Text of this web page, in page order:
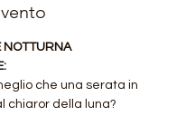
NOTTURNA
che una serata in
chiaror della luna?